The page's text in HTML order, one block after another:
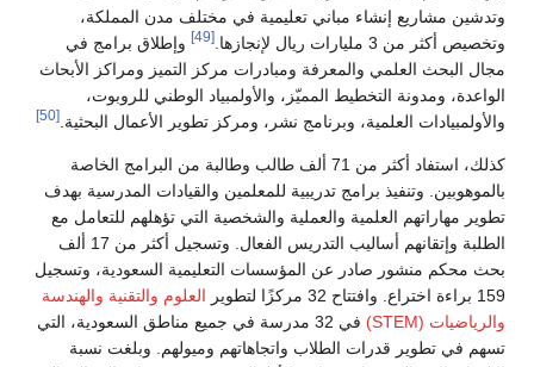
وتدشين مشاريع إنشاء مباني تعليمية في مختلف مدن المملكة،
وتخصيص أكثر من 3 مليارات ريال لإنجازها.
[49]
وإطلاق برامج في
مجال البحث العلمي والمعرفة ومبادرات مركز التميز ومراكز الأبحاث
الواعدة، ومدونة التخطيط المميّز، والأولمبياد الوطني للروبوت،
والأولمبيادات العلمية، وبرنامج نشر، ومركز تطوير الأعمال البحثية. [50]
كذلك، استفاد أكثر من 71 ألف طالب وطالبة من البرامج الخاصة
بالموهوبين. وتنفيذ برامج تدريبية للمعلمين والقيادات المدرسية بهدف
تطوير مهاراتهم العلمية والعملية والشخصية التي تؤهلهم للتعامل مع
الطلبة وإتقانهم أساليب التدريس الفعال. وتسجيل أكثر من 17 ألف
بحث محكم منشور صادر عن المؤسسات التعليمية السعودية، وتسجيل
159 براءة اختراع. وافتتاح 32 مركزًا لتطوير
العلوم والتقنية والهندسة
والرياضيات (STEM)
في 32 مدرسة في جميع مناطق السعودية، التي
تسهم في تطوير قدرات الطلاب واتجاهاتهم وميولهم. وبلغت نسبة